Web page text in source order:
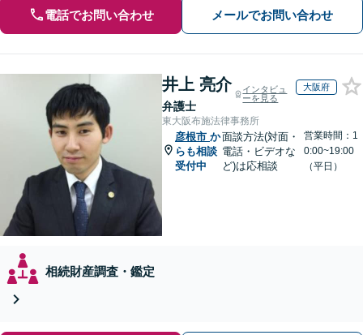
電話でお問い合わせ メールでお問い合わせ
井上 亮介
弁護士
インタビュ
ーを見る
大阪府
東大阪布施法律事務所
彦根市 か
らも相談
受付中
面談方法(対面・
電話・ビデオな
ど)は応相談
営業時間：1
0:00~19:00
（平日）
相続財産調査・鑑定